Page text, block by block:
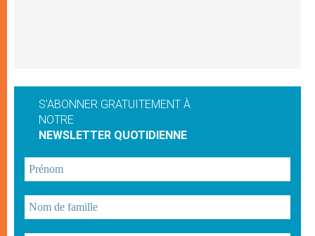
S'ABONNER GRATUITEMENT À
NOTRE
NEWSLETTER QUOTIDIENNE